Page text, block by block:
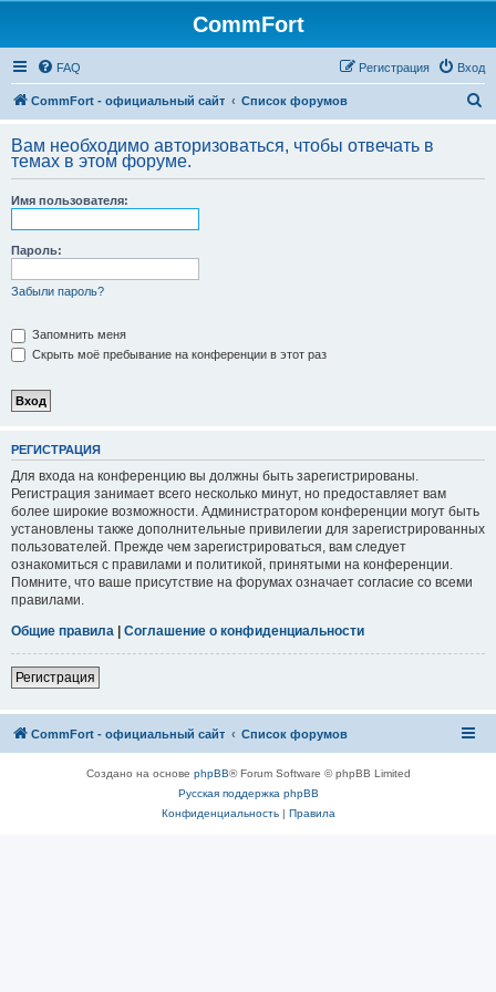
CommFort
FAQ Вход
Регистрация
CommFort - официальный сайт Список форумов
с
Вам необходимо авторизоваться, чтобы отвечать в
темах в этом форуме.
Имя пользователя:
Пароль:
Забыли пароль?
Запомнить меня
Скрыть моё пребывание на конференции в этот раз
РЕГИСТРАЦИЯ
Для входа на конференцию вы должны быть зарегистрированы.
Регистрация занимает всего несколько минут, но предоставляет вам
более широкие возможности. Администратором конференции могут быть
установлены также дополнительные привилегии для зарегистрированных
пользователей. Прежде чем зарегистрироваться, вам следует
ознакомиться с правилами и политикой, принятыми на конференции.
Помните, что ваше присутствие на форумах означает согласие со всеми
правилами.
Общие правила | Соглашение о конфиденциальности
Регистрация
CommFort - официальный сайт Список форумов
Создано на основе phpBB® Forum Software © phpBB Limited
Русская поддержка phpBB
Конфиденциальность| Правила